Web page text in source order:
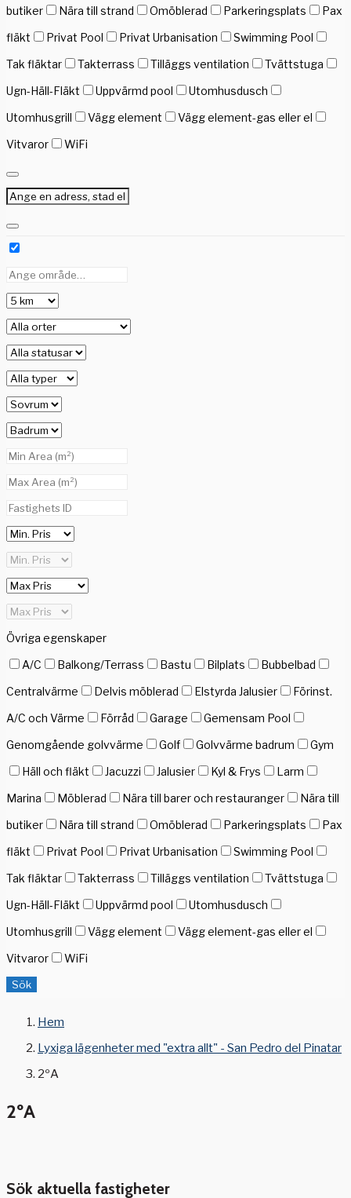
butiker
Nära till strand Omöblerad Parkeringsplats
Pax
fläkt
Privat Pool Privat Urbanisation
Swimming Pool
Tak fläktar
Takterrass Tilläggs ventilation
Tvättstuga
Ugn-Häll-Fläkt
Uppvärmd pool
Utomhusdusch
Utomhusgrill
Vägg element
Vägg element-gas eller el
Vitvaror
WiFi
Övriga egenskaper
A/C
Balkong/Terrass Bastu Bilplats
Bubbelbad
Centralvärme
Delvis möblerad Elstyrda Jalusier
Förinst.
A/C och Värme
Förråd Garage
Gemensam Pool
Genomgående golvvärme
Golf Golvvärme badrum
Gym
Häll och fläkt
Jacuzzi Jalusier Kyl & Frys
Larm
Marina
Möblerad Nära till barer och restauranger
Nära till
butiker
Nära till strand Omöblerad Parkeringsplats
Pax
fläkt
Privat Pool Privat Urbanisation
Swimming Pool
Tak fläktar
Takterrass Tilläggs ventilation
Tvättstuga
Ugn-Häll-Fläkt
Uppvärmd pool
Utomhusdusch
Utomhusgrill
Vägg element
Vägg element-gas eller el
Vitvaror
WiFi
Sök
Hem
Lyxiga lägenheter med "extra allt" - San Pedro del Pinatar
2ºA
2ºA
Sök aktuella fastigheter